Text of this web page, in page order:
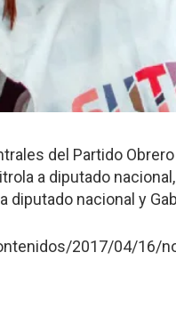
del Partido
a diputado
diputado nacional y
2017/04/16/